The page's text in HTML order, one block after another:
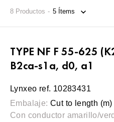
8 Productos
TYPE NF F 55-625
B2ca-s1a, d0, a1
Lynxeo ref. 10283431
Embalaje: Cut to length (m)
Con conductor amarillo/